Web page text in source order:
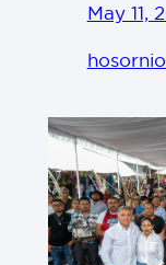
May 11,